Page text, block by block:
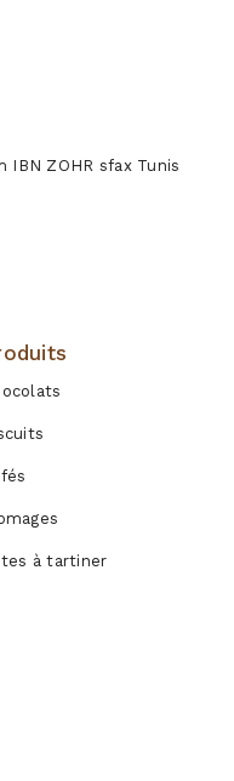
IBN ZOHR sfax Tunis
à tartiner